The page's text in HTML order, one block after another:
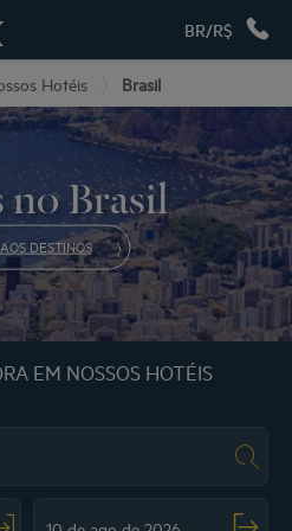
BR/R$
Hotéis Brasil
Brasil
DESTINOS
EM NOSSOS HOTÉIS